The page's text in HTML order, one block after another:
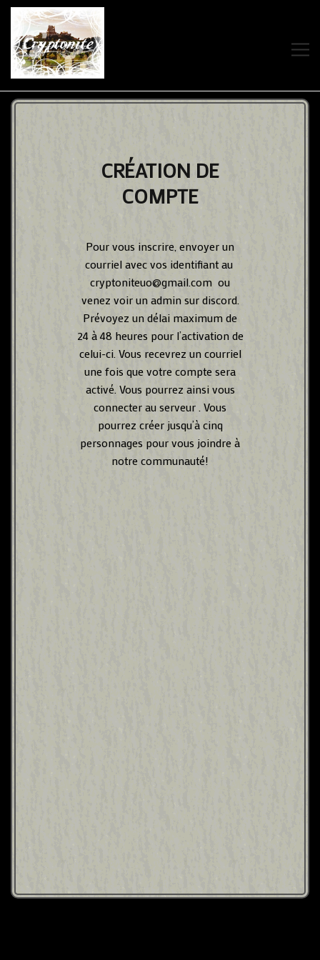
CRÉATION DE
COMPTE
Pour vous inscrire, envoyer un
courriel avec vos identifiant au
cryptoniteuo@gmail.com ou
venez voir un admin sur discord.
Prévoyez un délai maximum de
24 à 48 heures pour l’activation de
celui-ci. Vous recevrez un courriel
une fois que votre compte sera
activé. Vous pourrez ainsi vous
connecter au serveur . Vous
pourrez créer jusqu’à cinq
personnages pour vous joindre à
notre communauté!